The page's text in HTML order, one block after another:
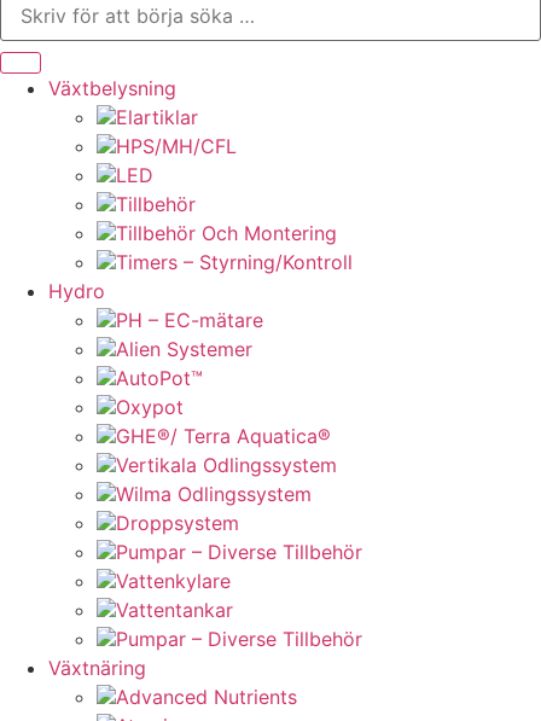
Växtbelysning
Elartiklar
HPS/MH/CFL
LED
Tillbehör
Tillbehör Och Montering
Timers – Styrning/Kontroll
Hydro
PH – EC-mätare
Alien Systemer
AutoPot™
Oxypot
GHE®/ Terra Aquatica®
Vertikala Odlingssystem
Wilma Odlingssystem
Droppsystem
Pumpar – Diverse Tillbehör
Vattenkylare
Vattentankar
Pumpar – Diverse Tillbehör
Växtnäring
Advanced Nutrients